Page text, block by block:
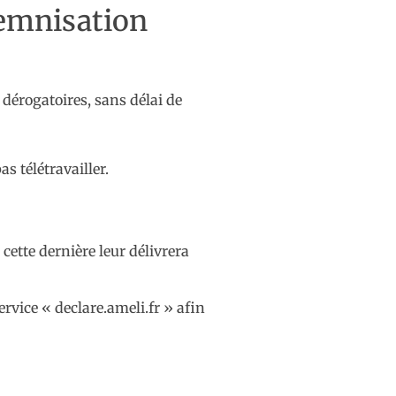
sans délai de
télétravailler.
dernière leur délivrera
« declare.ameli.fr » afin